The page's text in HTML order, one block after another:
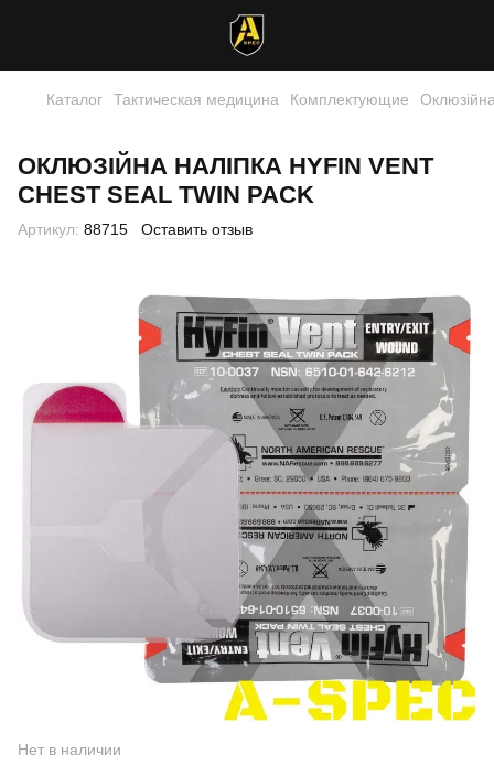
Каталог Тактическая медицина Комплектующие
ОКЛЮЗІЙНА НАЛІПКА HYFIN VENT
CHEST SEAL TWIN PACK
Артикул: 88715 Оставить отзыв
Нет в наличии